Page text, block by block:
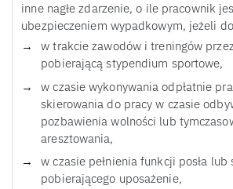
inne nagłe zdarzenie, o ile pracownik
ubezpieczeniem wypadkowym, jeżeli
w trakcie zawodów i treningów
pobierającą stypendium sportowe,
w czasie wykonywania odpłatnie
skierowania do pracy w czasie
pozbawienia wolności lub
aresztowania,
w czasie pełnienia funkcji posła lub
pobierającego uposażenie,